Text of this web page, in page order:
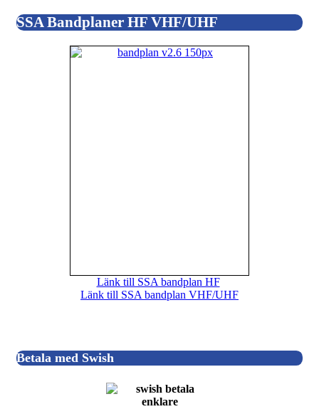
SSA Bandplaner HF VHF/UHF
Länk till SSA bandplan HF
Länk till SSA bandplan VHF/UHF
Betala med Swish